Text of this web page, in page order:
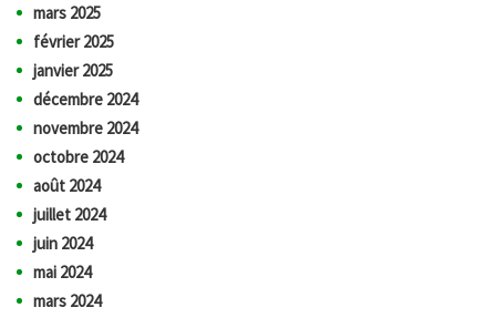
mars 2025
février 2025
janvier 2025
décembre 2024
novembre 2024
octobre 2024
août 2024
juillet 2024
juin 2024
mai 2024
mars 2024